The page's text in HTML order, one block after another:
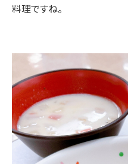
料理ですね。